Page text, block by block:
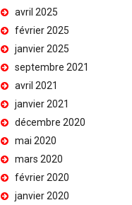
avril 2025
février 2025
janvier 2025
septembre 2021
avril 2021
janvier 2021
décembre 2020
mai 2020
mars 2020
février 2020
janvier 2020